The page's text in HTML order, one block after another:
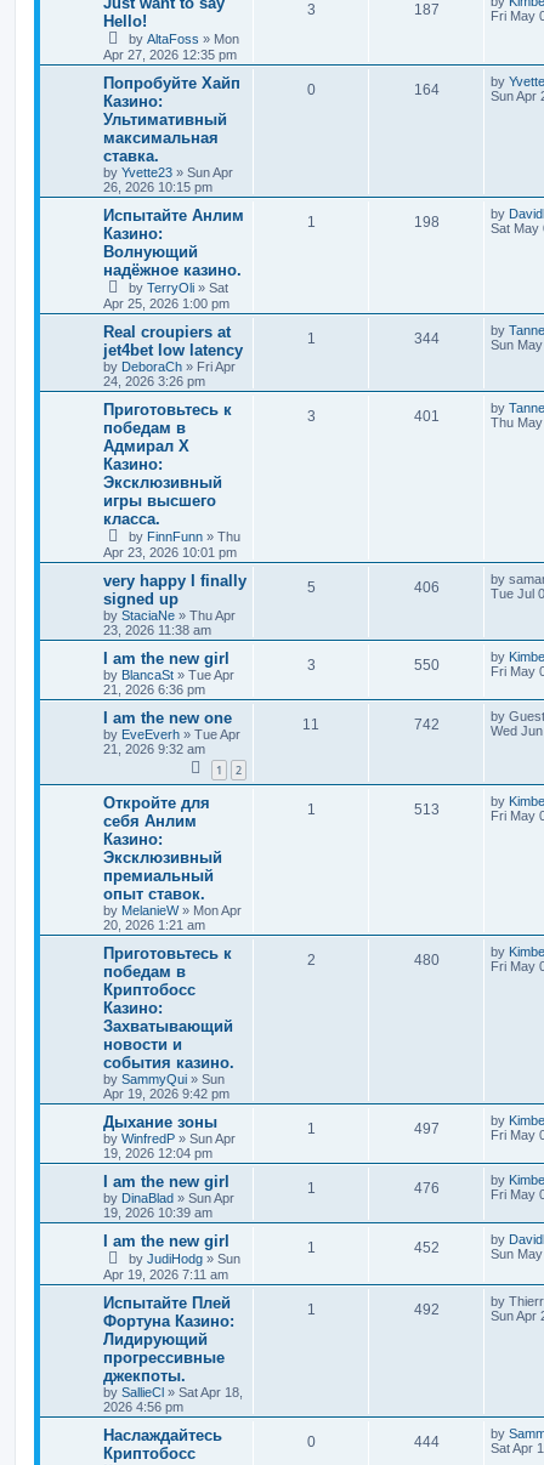
Hello!
by AltaFoss » Mon
Apr 27, 2026 12:35 pm
3 187
Fri May
Попробуйте Хайп
Казино:
Ультимативный
максимальная
ставка.
by Yvette23 » Sun Apr
26, 2026 10:15 pm
0 164 by
Sun Apr
Испытайте Анлим
Казино:
Волнующий
надёжное казино.
by TerryOli » Sat
Apr 25, 2026 1:00 pm
1 198 by
Sat May
Real croupiers at
jet4bet low latency
by DeboraCh » Fri Apr
24, 2026 3:26 pm
1 344 by
Sun
Приготовьтесь к
победам в
Адмирал Х
Казино:
Эксклюзивный
игры высшего
класса.
by FinnFunn » Thu
Apr 23, 2026 10:01 pm
3 401 by
Thu
very happy I finally
signed up
by StaciaNe » Thu Apr
23, 2026 11:38 am
5 406 by
Tue Jul
I am the new girl
by BlancaSt » Tue Apr
21, 2026 6:36 pm
3 550 by
Fri May
I am the new one
by EveEverh » Tue Apr
21, 2026 9:32 am
1 2
11 742 by Guest
Wed
Откройте для
себя Анлим
Казино:
Эксклюзивный
премиальный
опыт ставок.
by MelanieW» Mon Apr
20, 2026 1:21 am
1 513 by
Fri May
Приготовьтесь к
победам в
Криптобосс
Казино:
Захватывающий
новости и
события казино.
by SammyQui » Sun
Apr 19, 2026 9:42 pm
2 480 by
Fri May
Дыхание зоны
by WinfredP » Sun Apr
19, 2026 12:04 pm
1 497 by
Fri May
I am the new girl
by DinaBlad » Sun Apr
19, 2026 10:39 am
1 476 by
Fri May
I am the new girl
by JudiHodg » Sun
Apr 19, 2026 7:11 am
1 452 by
Sun
Испытайте Плей
Фортуна Казино:
Лидирующий
прогрессивные
джекпоты.
by SallieCl » Sat Apr 18,
2026 4:56 pm
1 492 by
Sun Apr
Наслаждайтесь
Криптобосс
0 444 by
Sat Apr